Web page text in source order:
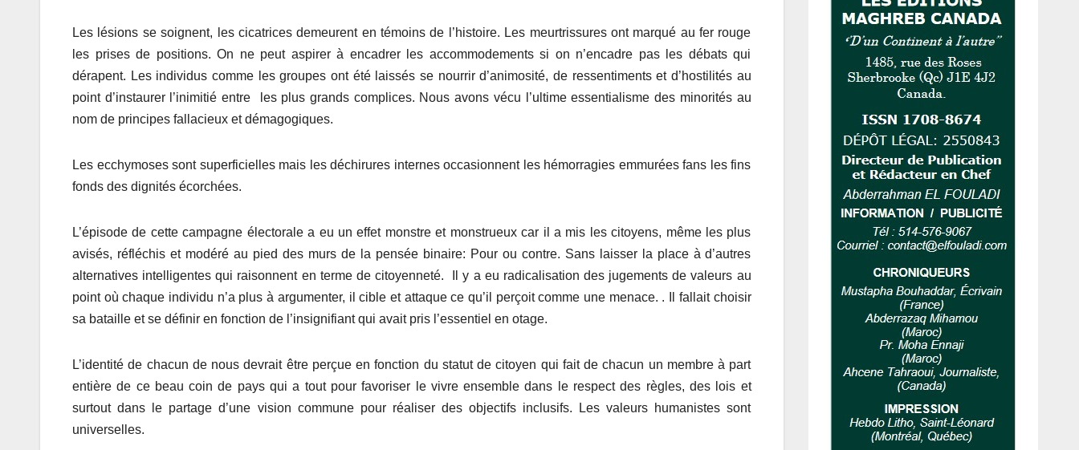
Les lésions se soignent, les cicatrices demeurent en témoins de l’histoire. Les meurtrissures ont marqué au fer rouge
les prises de positions. On ne peut aspirer à encadrer les accommodements si on n’encadre pas les débats qui
dérapent. Les individus comme les groupes ont été laissés se nourrir d’animosité, de ressentiments et d’hostilités au
point d’instaurer l’inimitié entre les plus grands complices. Nous avons vécu l’ultime essentialisme des minorités au
nom de principes fallacieux et démagogiques.
Les ecchymoses sont superficielles mais les déchirures internes occasionnent les hémorragies emmurées fans les fins
fonds des dignités écorchées.
L’épisode de cette campagne électorale a eu un effet monstre et monstrueux car il a mis les citoyens, même les plus
avisés, réfléchis et modéré au pied des murs de la pensée binaire: Pour ou contre. Sans laisser la place à d’autres
alternatives intelligentes qui raisonnent en terme de citoyenneté. Il y a eu radicalisation des jugements de valeurs au
point où chaque individu n’a plus à argumenter, il cible et attaque ce qu’il perçoit comme une menace. . Il fallait choisir
sa bataille et se définir en fonction de l’insignifiant qui avait pris l’essentiel en otage.
L’identité de chacun de nous devrait être perçue en fonction du statut de citoyen qui fait de chacun un membre à part
entière de ce beau coin de pays qui a tout pour favoriser le vivre ensemble dans le respect des règles, des lois et
surtout dans le partage d’une vision commune pour réaliser des objectifs inclusifs. Les valeurs humanistes sont
universelles.